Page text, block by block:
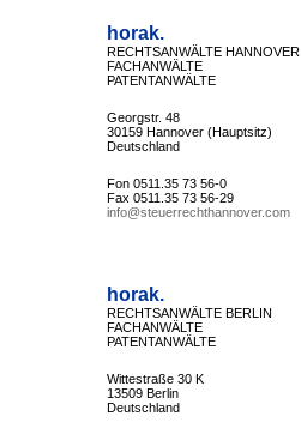
horak.
RECHTSANWÄLTE HANNOVER
FACHANWÄLTE
PATENTANWÄLTE
Georgstr. 48
30159 Hannover (Hauptsitz)
Deutschland
Fon 0511.35 73 56-0
Fax 0511.35 73 56-29
info@steuerrechthannover.com
horak.
RECHTSANWÄLTE BERLIN
FACHANWÄLTE
PATENTANWÄLTE
Wittestraße 30 K
13509 Berlin
Deutschland